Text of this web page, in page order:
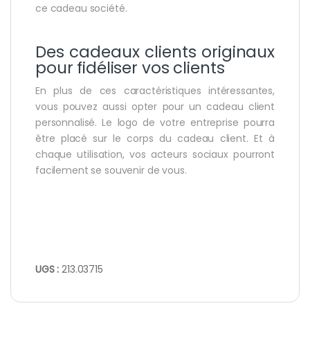
ce cadeau société.
Des cadeaux clients originaux
pour fidéliser vos clients
En plus de ces caractéristiques intéressantes,
vous pouvez aussi opter pour un cadeau client
personnalisé. Le logo de votre entreprise pourra
être placé sur le corps du cadeau client. Et à
chaque utilisation, vos acteurs sociaux pourront
facilement se souvenir de vous.
UGS :213.03715